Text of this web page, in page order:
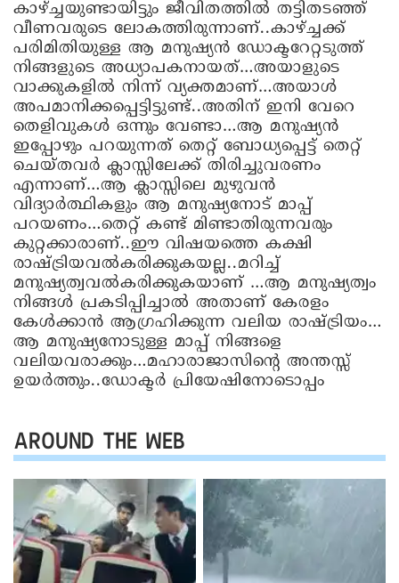
കാഴ്ച്ചയുണ്ടായിട്ടും ജീവിതത്തിൽ തട്ടിതടഞ്ഞ്
വീണവരുടെ ലോകത്തിരുന്നാണ്..കാഴ്ച്ചക്ക്
പരിമിതിയുള്ള ആ മനുഷ്യൻ ഡോക്ടറേറ്റടുത്ത്
നിങ്ങളുടെ അധ്യാപകനായത്…അയാളുടെ
വാക്കുകളിൽ നിന്ന് വ്യക്തമാണ്…അയാൾ
അപമാനിക്കപ്പെട്ടിട്ടുണ്ട്..അതിന് ഇനി വേറെ
തെളിവുകൾ ഒന്നും വേണ്ടാ…ആ മനുഷ്യൻ
ഇപ്പോഴും പറയുന്നത് തെറ്റ് ബോധ്യപ്പെട്ട് തെറ്റ്
ചെയ്തവർ ക്ലാസ്സിലേക്ക് തിരിച്ചുവരണം
എന്നാണ്…ആ ക്ലാസ്സിലെ മുഴുവൻ
വിദ്യാർത്ഥികളും ആ മനുഷ്യനോട് മാപ്പ്
പറയണം…തെറ്റ് കണ്ട് മിണ്ടാതിരുന്നവരും
കുറ്റക്കാരാണ്..ഈ വിഷയത്തെ കക്ഷി
രാഷ്ട്രിയവൽകരിക്കുകയല്ല..മറിച്ച്
മനുഷ്യത്വവൽകരിക്കുകയാണ് …ആ മനുഷ്യത്വം
നിങ്ങൾ പ്രകടിപ്പിച്ചാൽ അതാണ് കേരളം
കേൾക്കാൻ ആഗ്രഹിക്കുന്ന വലിയ രാഷ്ട്രിയം…
ആ മനുഷ്യനോടുള്ള മാപ്പ് നിങ്ങളെ
വലിയവരാക്കും…മഹാരാജാസിന്റെ അന്തസ്സ്
ഉയർത്തും..ഡോക്ടർ പ്രിയേഷിനോടൊപ്പം
AROUND THE WEB